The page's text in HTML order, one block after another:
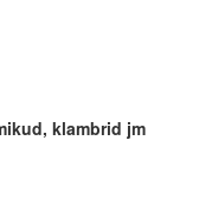
klambrid jm